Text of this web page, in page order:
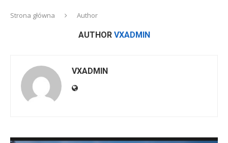
Strona główna Author
AUTHOR VXADMIN
VXADMIN